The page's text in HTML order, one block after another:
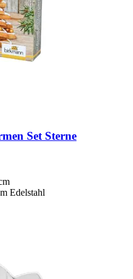
Set Sterne
Edelstahl